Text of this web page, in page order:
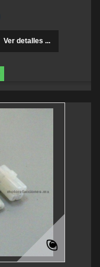
Ver detalles ...